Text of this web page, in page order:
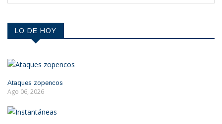
LO DE HOY
Ataques zopencos
Ago 06, 2026